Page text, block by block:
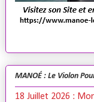
MANOÉ : Le Violon
18 Juillet 2026 :